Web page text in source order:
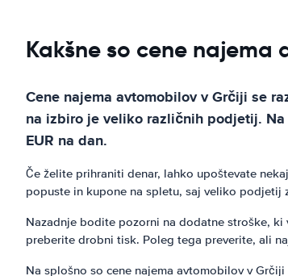
Kakšne so cene
Cene najema avtomobilov v Grčiji se
na izbiro je veliko različnih podjetij.
EUR na dan.
Če želite prihraniti denar, lahko upoštevate
popuste in kupone na spletu, saj veliko podjetij
Nazadnje bodite pozorni na dodatne stroške,
preberite drobni tisk. Poleg tega preverite, ali
Na splošno so cene najema avtomobilov v